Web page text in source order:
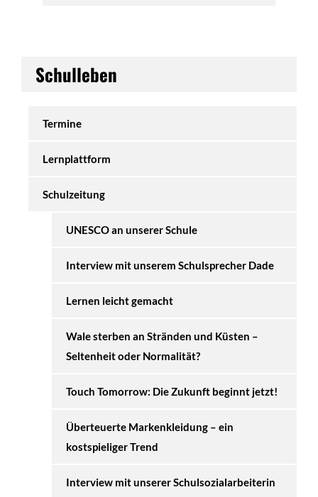
Schulleben
Termine
Lernplattform
Schulzeitung
UNESCO an unserer Schule
Interview mit unserem Schulsprecher Dade
Lernen leicht gemacht
Wale sterben an Stränden und Küsten –
Seltenheit oder Normalität?
Touch Tomorrow: Die Zukunft beginnt jetzt!
Überteuerte Markenkleidung – ein
kostspieliger Trend
Interview mit unserer Schulsozialarbeiterin